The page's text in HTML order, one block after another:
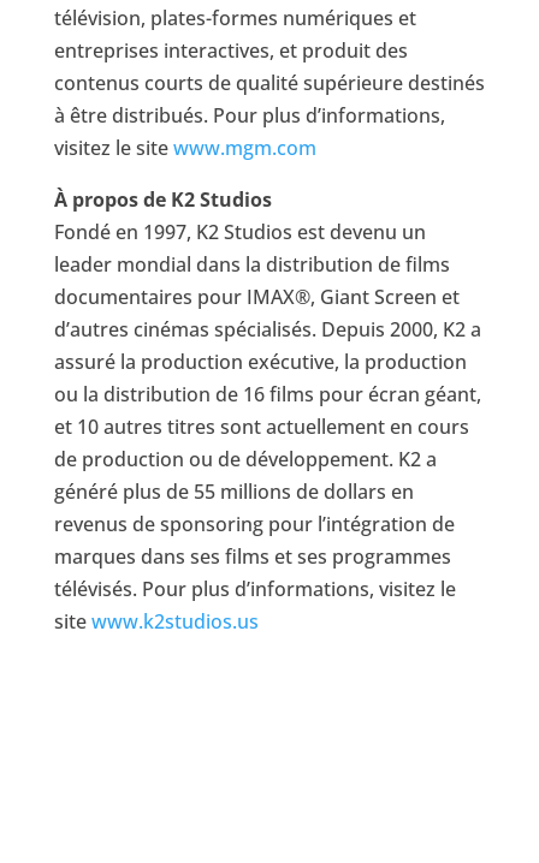
télévision, plates-formes numériques et
entreprises interactives, et produit des
contenus courts de qualité supérieure destinés
à être distribués. Pour plus d’informations,
visitez le sitewww.mgm.com
À propos de K2 Studios
Fondé en 1997, K2 Studios est devenu un
leader mondial dans la distribution de films
documentaires pour IMAX®, Giant Screen et
d’autres cinémas spécialisés. Depuis 2000, K2 a
assuré la production exécutive, la production
ou la distribution de 16 films pour écran géant,
et 10 autres titres sont actuellement en cours
de production ou de développement. K2 a
généré plus de 55 millions de dollars en
revenus de sponsoring pour l’intégration de
marques dans ses films et ses programmes
télévisés. Pour plus d’informations, visitez le
sitewww.k2studios.us